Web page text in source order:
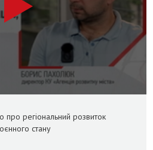
регіональний розвиток
стану